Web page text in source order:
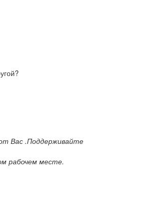
Вас .Поддерживайте
рабочем месте.